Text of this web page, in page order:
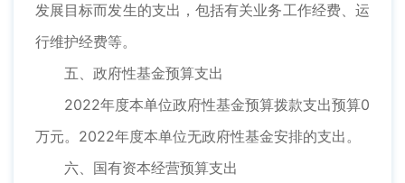
发展目标而发生的支出，包括有关业务工作经费、运
行维护经费等。
五、政府性基金预算支出
2022年度本单位政府性基金预算拨款支出预算0
万元。2022年度本单位无政府性基金安排的支出。
六、国有资本经营预算支出